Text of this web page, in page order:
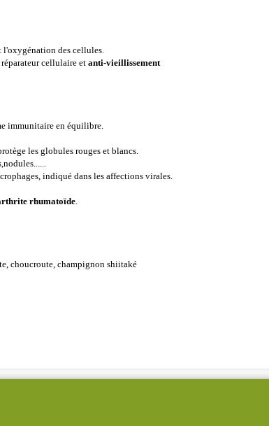
l'oxygénation des cellules.
cellulaire etanti-vieillissement
immunitaire en équilibre.
les globules rouges et blancs.
indiqué dans les affections virales.
rhumatoïde.
choucroute, champignon shiitaké